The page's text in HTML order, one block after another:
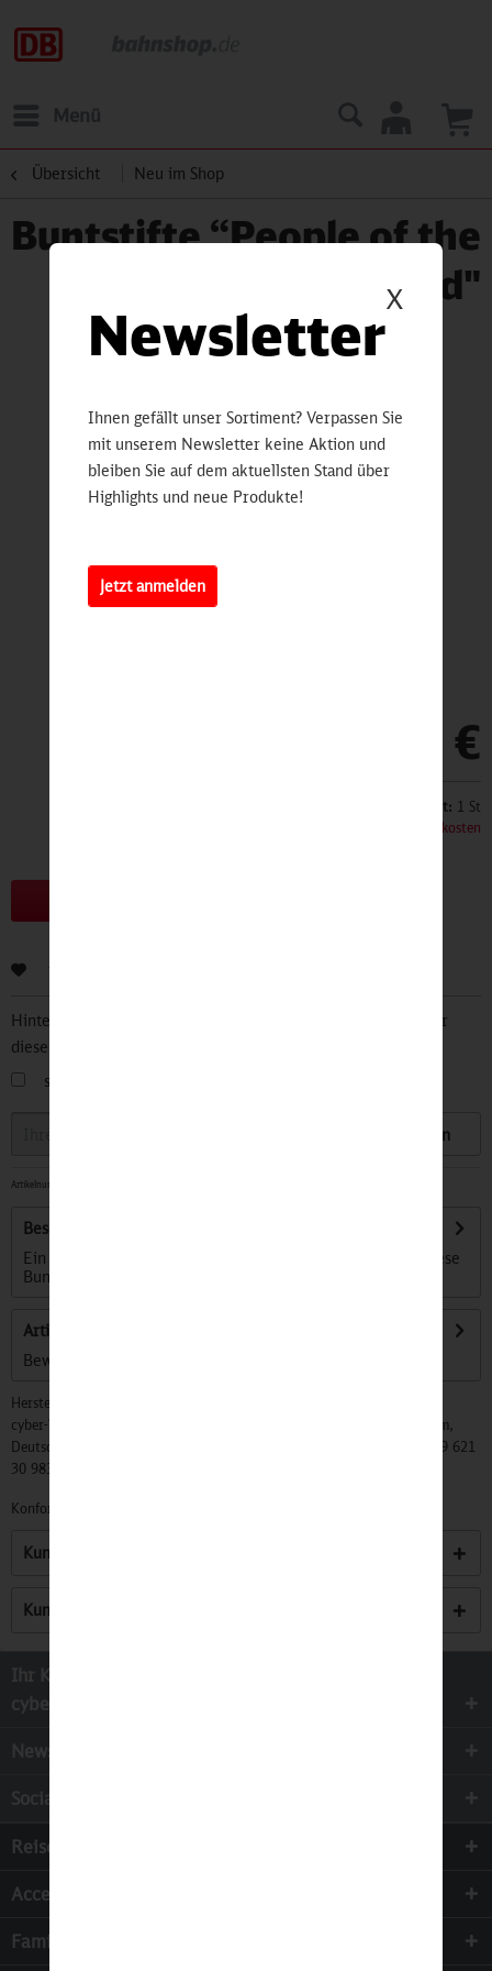
Menü
Übersicht Neu im Shop
Buntstifte “People of the
World"
3,90 €
Inhalt: 1 St
zzgl. Versandkosten
Hinterlegen Sie Ihre Email Adresse und bleiben Sie stets über
diesen Artikel informiert.
sobald der Artikel wieder
Speichern
Artikelnummer:
Beschreibung
Ein unverwechselbares Malerlebnis – made in Germany Diese
Buntstifte machen der Farbe,...
Artikel bewerten
Bewertungen lesen, schreiben und diskutieren...
Hersteller:
cyber-Wear Heidelberg GmbH, Elsa-Brändström-Str. 4, 68229 Mannheim,
Deutschland, Info@mycybergroup.com, https://mycybergroup.com, +49 621
30 983 0
Konformitätserklärungen zu unseren Produkten finden Sie
Kunden kauften auch
Kunden haben sich ebenfalls angesehen
Ihr Kontakt zur
cyber-Wear Heidelberg GmbH
Newsletter
Socialmedia
Reisen
Accessoires
Familie & Kinder
X
Newsletter
Ihnen gefällt unser Sortiment? Verpassen Sie
mit unserem Newsletter keine Aktion und
bleiben Sie auf dem aktuellsten Stand über
Highlights und neue Produkte!
Jetzt anmelden